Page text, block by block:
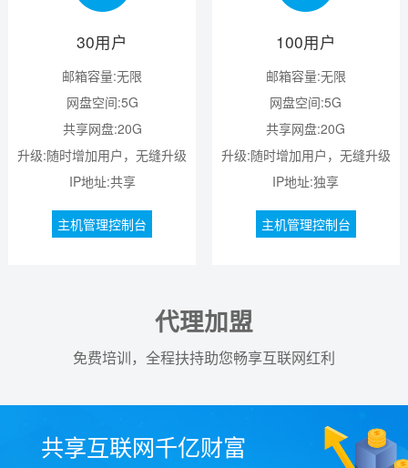
30用户
邮箱容量:无限
网盘空间:5G
共享网盘:20G
升级:随时增加用户，无缝升级
IP地址:共享
主机管理控制台
100用户
邮箱容量:无限
网盘空间:5G
共享网盘:20G
升级:随时增加用户，无缝升级
IP地址:独享
主机管理控制台
代理加盟
免费培训，全程扶持助您畅享互联网红利
共享互联网千亿财富